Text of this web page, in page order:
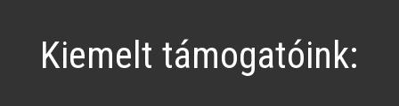
Kiemelt támogatóink: